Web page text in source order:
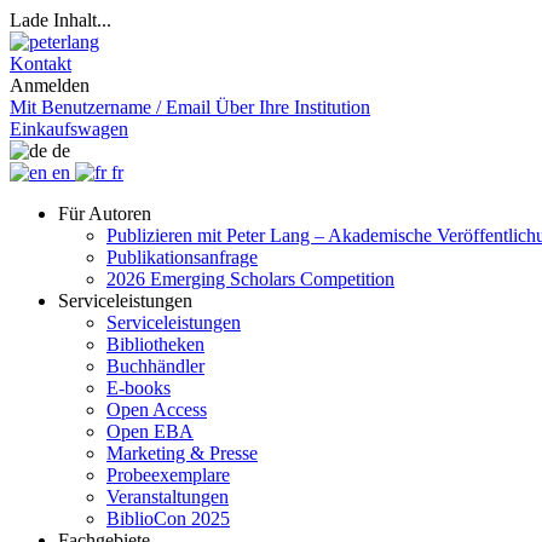
Lade Inhalt...
Kontakt
Anmelden
Mit Benutzername / Email Über Ihre Institution
Einkaufswagen
de
en
fr
Für Autoren
Publizieren mit Peter Lang – Akademische
Publikationsanfrage
2026 Emerging Scholars Competition
Serviceleistungen
Serviceleistungen
Bibliotheken
Buchhändler
E-books
Open Access
Open EBA
Marketing & Presse
Probeexemplare
Veranstaltungen
BiblioCon 2025